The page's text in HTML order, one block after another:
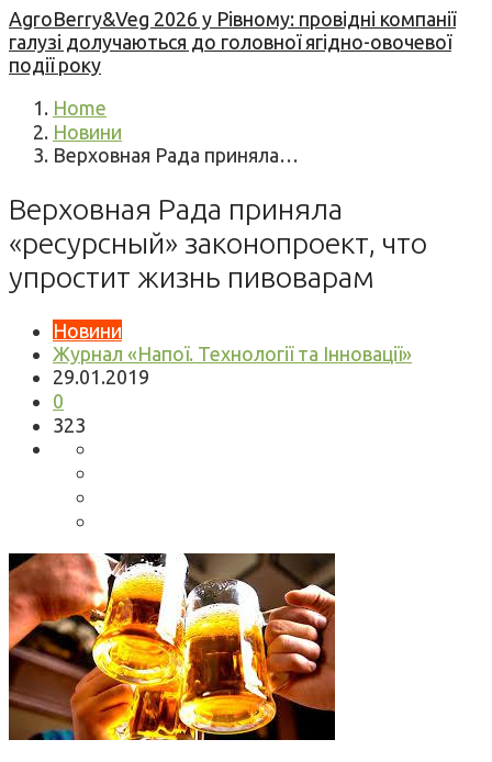
AgroBerry&Veg 2026 у Рівному: провідні компанії
галузі долучаються до головної ягідно-овочевої
події року
Home
Новини
Верховная Рада приняла…
Верховная Рада приняла
«ресурсный» законопроект, что
упростит жизнь пивоварам
Новини
Журнал «Напої. Технології та Інновації»
29.01.2019
0
323